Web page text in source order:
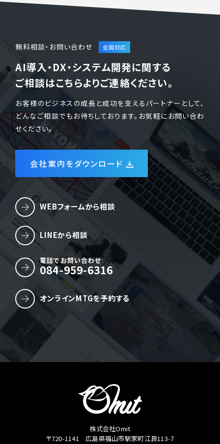
無料相談・お問い合わせ
AI導入・DX・システム開発に関する
ご相談はこちらよりご連絡ください。
お客様のビジネスの成長と成功を支えるパートナーとして、
どんなご相談でもお待ちしております。お気軽にお問い合わ
せください。
会社案内をダウンロード
WEBフォームから相談
LINEから相談
電話でお問い合わせ
084-959-6316
オンラインMTGを予約する
株式会社Omit
〒720-1141 広島県福山市駅家町江良113-7